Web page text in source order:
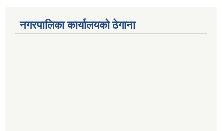
सिभिल बैंक, मेलम्ची
011401055
नगरपालिका कार्यालयको ठेगाना